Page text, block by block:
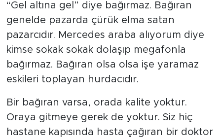
“Gel altına gel” diye bağırmaz. Bağıran
genelde pazarda çürük elma satan
pazarcıdır. Mercedes araba alıyorum diye
kimse sokak sokak dolaşıp megafonla
bağırmaz. Bağıran olsa olsa işe yaramaz
eskileri toplayan hurdacıdır.
Bir bağıran varsa, orada kalite yoktur.
Oraya gitmeye gerek de yoktur. Siz hiç
hastane kapısında hasta çağıran bir doktor